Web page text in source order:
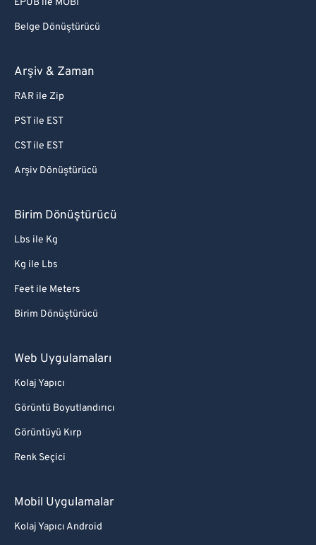
EPUB ile MOBI
Belge Dönüştürücü
Arşiv & Zaman
RAR ile Zip
PST ile EST
CST ile EST
Arşiv Dönüştürücü
Birim Dönüştürücü
Lbs ile Kg
Kg ile Lbs
Feet ile Meters
Birim Dönüştürücü
Web Uygulamaları
Kolaj Yapıcı
Görüntü Boyutlandırıcı
Görüntüyü Kırp
Renk Seçici
Mobil Uygulamalar
Kolaj Yapıcı Android